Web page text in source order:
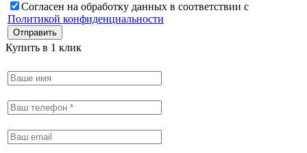
Согласен на обработку данных в соответствии с
Политикой конфиденциальности
Купить в 1 клик